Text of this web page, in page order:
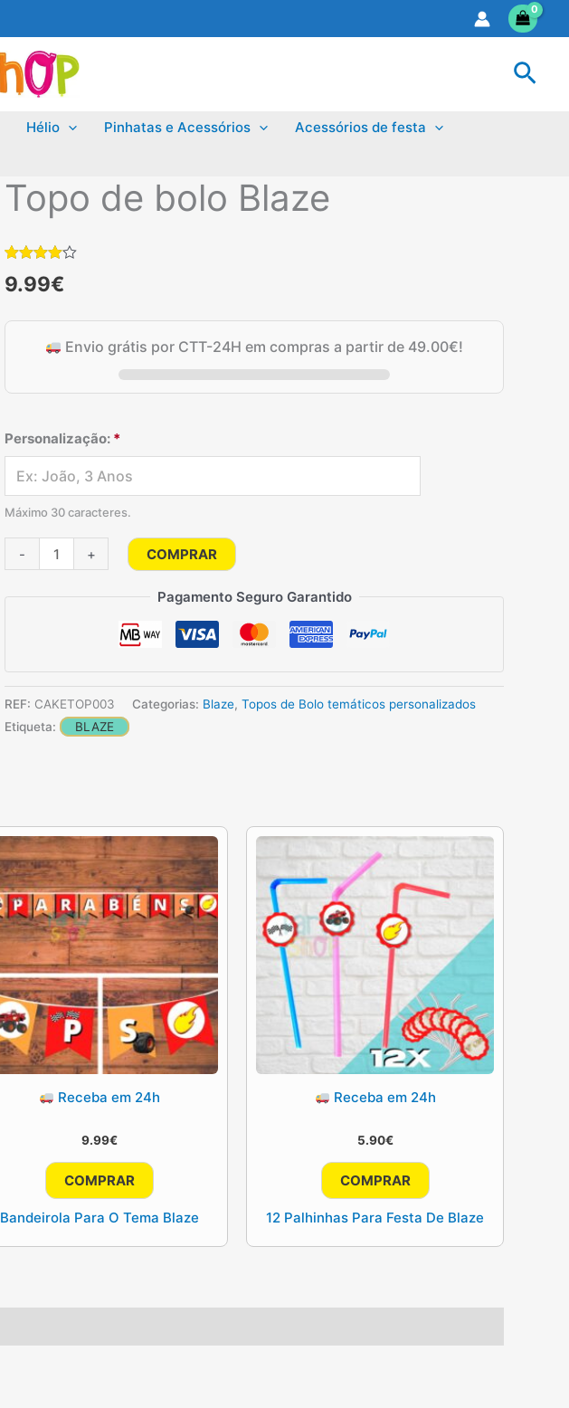
Hélio Pinhatas e Acessórios
Acessórios de festa
Topo de bolo Blaze
com4.00
classificações
clientes
9.99€
Envio grátis por CTT-24H em compras a partir de 49.00€!
Personalização: *
Máximo 30 caracteres.
-
Quantidade
de
Topo
Blaze
+ COMPRAR
Pagamento Seguro Garantido
REF: CAKETOP003 Categorias: Blaze, Topos de Bolo temáticos personalizados
Etiqueta:
BLAZE
Receba em 24h
9.99€
COMPRAR
Bandeirola Para O Tema Blaze
Receba em 24h
5.90€
COMPRAR
12 Palhinhas Para Festa De Blaze